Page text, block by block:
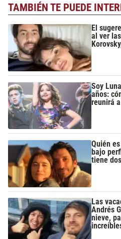
TAMBIÉN TE PUEDE
El
al ver
Soy
años:
reunirá
Quién
bajo
tiene
Las
Andrés
nieve,